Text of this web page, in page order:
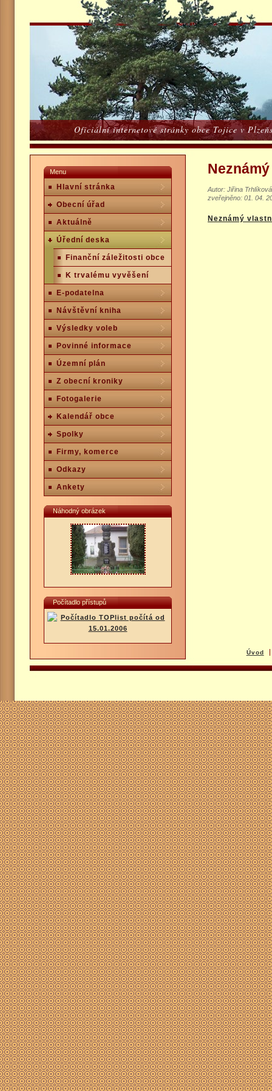
Oficiální internetové stránky obce Tojice v
Autor: Jiřina Trhlíková
zveřejněno: 01. 04.
Neznámý
Menu
Hlavní stránka
Obecní úřad
Aktuálně
Úřední deska
Finanční záležitosti obce
K trvalému vyvěšení
E-podatelna
Návštěvní kniha
Výsledky voleb
Povinné informace
Územní plán
Z obecní kroniky
Fotogalerie
Kalendář obce
Spolky
Firmy, komerce
Odkazy
Ankety
Náhodný obrázek
Počítadlo přístupů
Úvod